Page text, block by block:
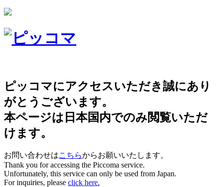
ピッコマにアクセスいただき誠にあり
がとうございます。
本ページは日本国内でのみ閲覧いただ
けます。
お問い合わせはこちらからお願いいたします。
Thank you for accessing the Piccoma service.
Unfortunately, this service can only be used from Japan.
For inquiries, please click here.